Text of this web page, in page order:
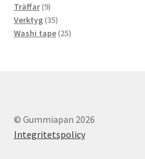
produkter
Träffar 99
produkter
Verktyg 3535
produkter
Washi tape 2525
© Gummiapan 2026
Integritetspolicy